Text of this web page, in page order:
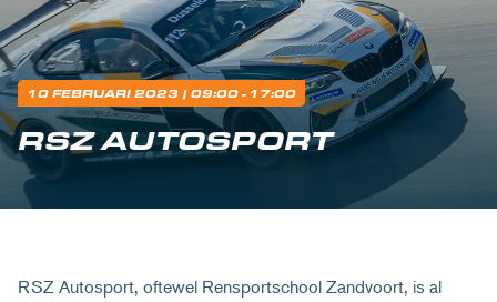
10 FEBRUARI 2023 | 09:00 - 17:00
RSZ AUTOSPORT
RSZ Autosport, oftewel Rensportschool Zandvoort, is al